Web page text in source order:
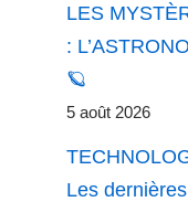
LES
:
🪐
5 août 2026
Les